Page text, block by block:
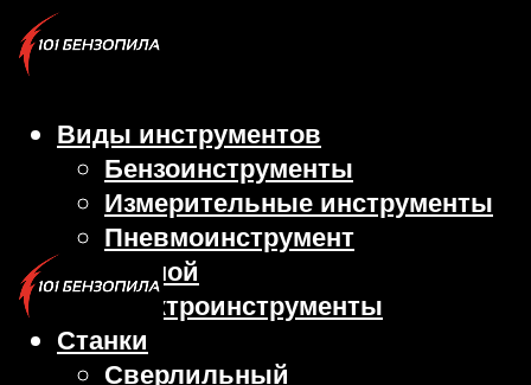
Виды инструментов
Бензоинструменты
Измерительные инструменты
Пневмоинструмент
Ручной
Электроинструменты
Станки
Сверлильный